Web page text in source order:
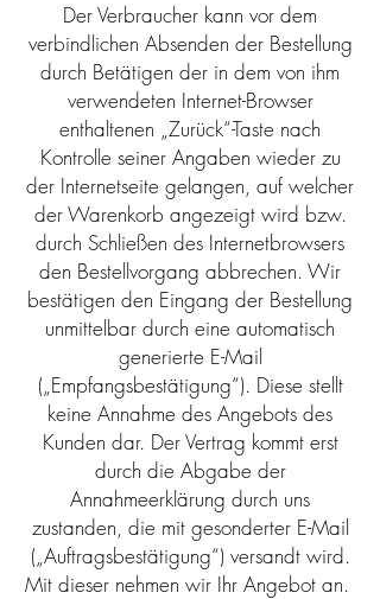
Der Verbraucher kann vor dem
verbindlichen Absenden der Bestellung
durch Betätigen der in dem von ihm
verwendeten Internet-Browser
enthaltenen „Zurück“-Taste nach
Kontrolle seiner Angaben wieder zu
der Internetseite gelangen, auf welcher
der Warenkorb angezeigt wird bzw.
durch Schließen des Internetbrowsers
den Bestellvorgang abbrechen. Wir
bestätigen den Eingang der Bestellung
unmittelbar durch eine automatisch
generierte E-Mail
(„Empfangsbestätigung“). Diese stellt
keine Annahme des Angebots des
Kunden dar. Der Vertrag kommt erst
durch die Abgabe der
Annahmeerklärung durch uns
zustanden, die mit gesonderter E-Mail
(„Auftragsbestätigung“) versandt wird.
Mit dieser nehmen wir Ihr Angebot an.